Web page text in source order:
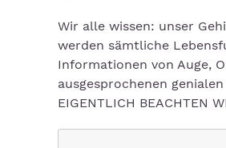
Wir alle wissen: unser
werden sämtliche
Informationen von Auge,
ausgesprochenen
EIGENTLICH BEACHTEN